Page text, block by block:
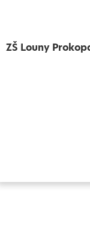
ZŠ Louny